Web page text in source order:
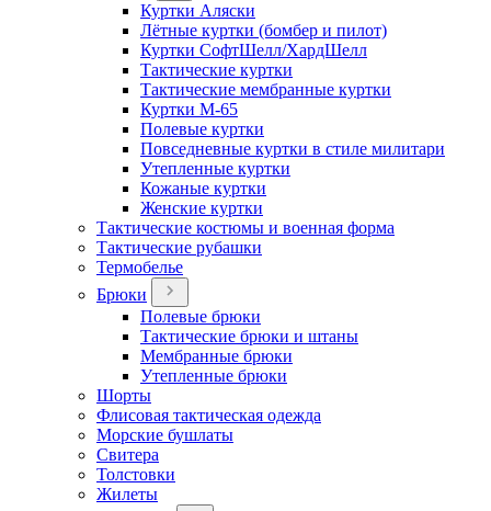
Куртки Аляски
Лётные куртки (бомбер и пилот)
Куртки СофтШелл/ХардШелл
Тактические куртки
Тактические мембранные куртки
Куртки М-65
Полевые куртки
Повседневные куртки в стиле милитари
Утепленные куртки
Кожаные куртки
Женские куртки
Тактические костюмы и военная форма
Тактические рубашки
Термобелье
Брюки
Полевые брюки
Тактические брюки и штаны
Мембранные брюки
Утепленные брюки
Шорты
Флисовая тактическая одежда
Морские бушлаты
Свитера
Толстовки
Жилеты